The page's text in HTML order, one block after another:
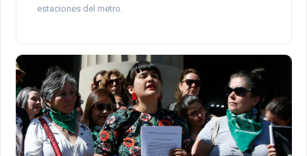
estaciones del metro.